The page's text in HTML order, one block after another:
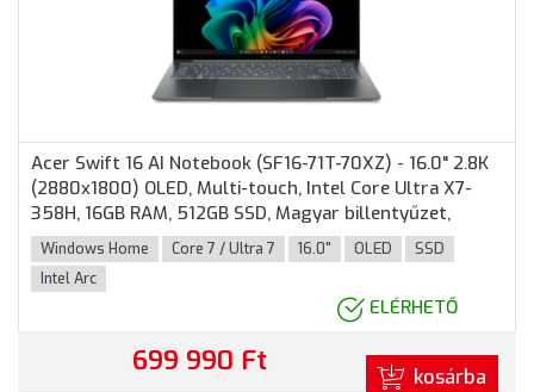
Acer Swift 16 AI Notebook (SF16-71T-70XZ) - 16.0" 2.8K
(2880x1800) OLED, Multi-touch, Intel Core Ultra X7-
358H, 16GB RAM, 512GB SSD, Magyar billentyűzet,
Windows 11 Home, 3 év garancia, Sötétszürke színben
Windows Home Core 7 / Ultra 7 16.0" OLED
SSD
Intel Arc
ELÉRHETŐ
699 990 Ft kosárba